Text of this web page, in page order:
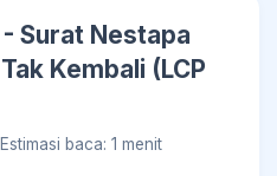
- Surat Nestapa
Kembali (LCP
baca: 1 menit